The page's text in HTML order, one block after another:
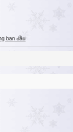
ban đầu